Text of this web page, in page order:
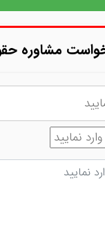
مشاوره